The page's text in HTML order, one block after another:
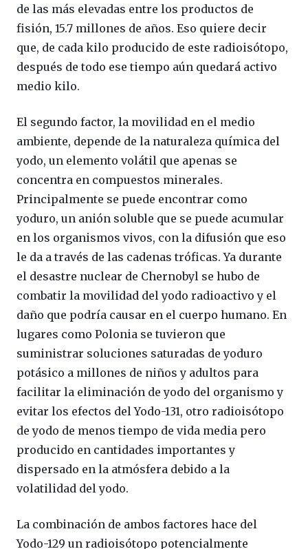
de las más elevadas entre los productos de
fisión, 15.7 millones de años. Eso quiere decir
que, de cada kilo producido de este radioisótopo,
después de todo ese tiempo aún quedará activo
medio kilo.
El segundo factor, la movilidad en el medio
ambiente, depende de la naturaleza química del
yodo, un elemento volátil que apenas se
concentra en compuestos minerales.
Principalmente se puede encontrar como
yoduro, un anión soluble que se puede acumular
en los organismos vivos, con la difusión que eso
le da a través de las cadenas tróficas. Ya durante
el desastre nuclear de Chernobyl se hubo de
combatir la movilidad del yodo radioactivo y el
daño que podría causar en el cuerpo humano. En
lugares como Polonia se tuvieron que
suministrar soluciones saturadas de yoduro
potásico a millones de niños y adultos para
facilitar la eliminación de yodo del organismo y
evitar los efectos del Yodo-131, otro radioisótopo
de yodo de menos tiempo de vida media pero
producido en cantidades importantes y
dispersado en la atmósfera debido a la
volatilidad del yodo.
La combinación de ambos factores hace del
Yodo-129 un radioisótopo potencialmente